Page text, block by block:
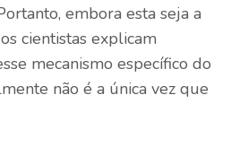
embora esta seja a
cientistas explicam
mecanismo específico do
não é a única vez que